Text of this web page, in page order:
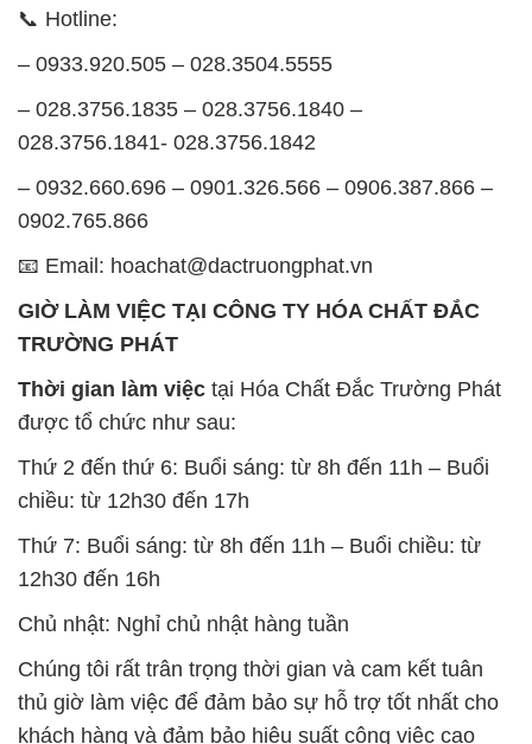
📞 Hotline:
– 0933.920.505 – 028.3504.5555
– 028.3756.1835 – 028.3756.1840 –
028.3756.1841- 028.3756.1842
– 0932.660.696 – 0901.326.566 – 0906.387.866 –
0902.765.866
📧 Email: hoachat@dactruongphat.vn
GIỜ LÀM VIỆC TẠI CÔNG TY HÓA CHẤT ĐẮC
TRƯỜNG PHÁT
Thời gian làm việc tại Hóa Chất Đắc Trường Phát
được tổ chức như sau:
Thứ 2 đến thứ 6: Buổi sáng: từ 8h đến 11h – Buổi
chiều: từ 12h30 đến 17h
Thứ 7: Buổi sáng: từ 8h đến 11h – Buổi chiều: từ
12h30 đến 16h
Chủ nhật: Nghỉ chủ nhật hàng tuần
Chúng tôi rất trân trọng thời gian và cam kết tuân
thủ giờ làm việc để đảm bảo sự hỗ trợ tốt nhất cho
khách hàng và đảm bảo hiệu suất công việc cao